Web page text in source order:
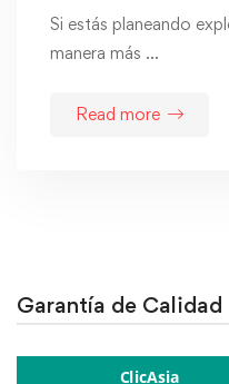
Si estás planeando
manera más …
Read more
Garantía de Calidad